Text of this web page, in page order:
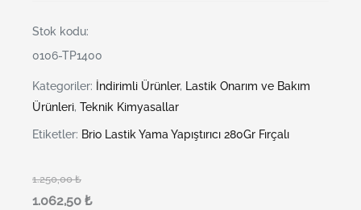
Stok kodu:
0106-TP1400
Kategoriler: İndirimli Ürünler, Lastik Onarım ve Bakım
Ürünleri, Teknik Kimyasallar
Etiketler: Brio Lastik Yama Yapıştırıcı 280Gr Fırçalı
1.250,00₺
1.062,50 ₺